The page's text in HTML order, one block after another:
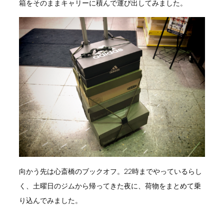
箱をそのままキャリーに積んで運び出してみました。
向かう先は心斎橋のブックオフ。22時までやっているらし
く、土曜日のジムから帰ってきた夜に、荷物をまとめて乗
り込んでみました。